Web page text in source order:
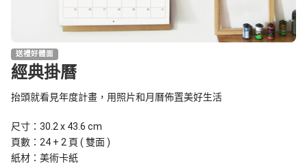
送禮好體面
經典掛曆
抬頭就看見年度計畫，用照片和月曆佈置美好生活
尺寸：30.2 x 43.6 cm
頁數：24 + 2 頁 ( 雙面 )
紙材：美術卡紙